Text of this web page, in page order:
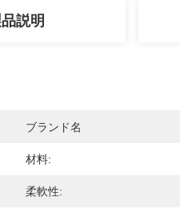
説明
ブランド名
材料:
柔軟性: